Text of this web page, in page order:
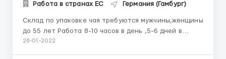
Работа в странах ЕС Германия (Гамбург)
Склад по упаковке чая требуются мужчины,женщины
до 55 лет Работа 8-10 часов в день ,5-6 дней в
неделю( возможна переработка) Оплата 9 евро в
26-01-2022